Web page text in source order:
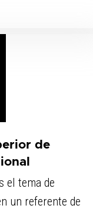
de
el tema de
un referente de